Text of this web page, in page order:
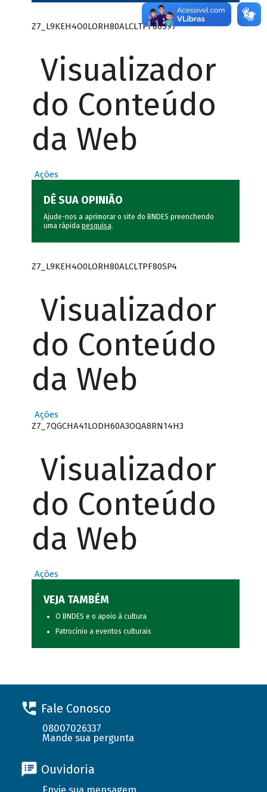
Z7_L9KEH4O0LORH80ALCLTPF80S97
Visualizador
do Conteúdo
da Web
Ações
DÊ SUA OPINIÃO
Ajude-nos a aprimorar o site do BNDES preenchendo
uma rápida pesquisa.
Z7_L9KEH4O0LORH80ALCLTPF80SP4
Visualizador
do Conteúdo
da Web
Ações
Z7_7QGCHA41LODH60A3OQA8RN14H3
Visualizador
do Conteúdo
da Web
Ações
VEJA TAMBÉM
O BNDES e o apoio à cultura
Patrocínio a eventos culturais
Fale Conosco
08007026337
Mande sua pergunta
Ouvidoria
Envie sua mensagem